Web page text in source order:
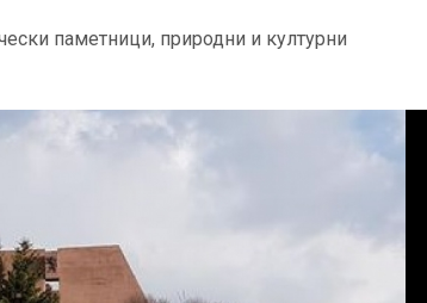
паметници, природни и културни